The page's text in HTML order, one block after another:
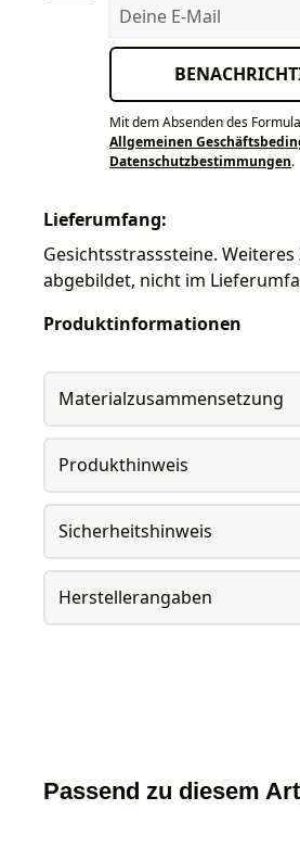
Deine E-Mail
Mit dem Absenden des
Allgemeinen
Datenschutzbestimmungen.
Lieferumfang:
Gesichtsstrasssteine.
abgebildet, nicht im
Produktinformationen
Materialzusammensetzung
Produkthinweis
Sicherheitshinweis
Herstellerangaben
Passend zu diesem